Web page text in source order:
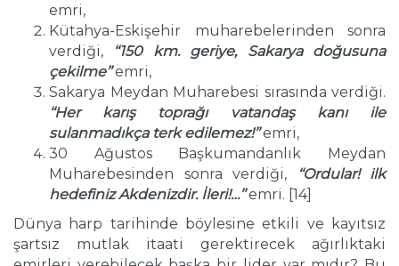
emri,
Kütahya-Eskişehir muharebelerinden sonra
verdiği,
‘‘150 km. geriye, Sakarya doğusuna
çekilme’’emri,
Sakarya Meydan Muharebesi sırasında verdiği.
‘‘Her karış toprağı vatandaş kanı ile
sulanmadıkça terk edilemez!’’emri,
30 Ağustos Başkumandanlık Meydan
Muharebesinden sonra verdiği,
‘‘Ordular! ilk
hedefiniz Akdenizdir. İleri!…’’emri. [14]
Dünya harp tarihinde böylesine etkili ve kayıtsız
şartsız mutlak itaati gerektirecek ağırlıktaki